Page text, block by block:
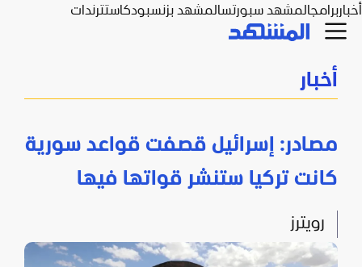
أخباربرامجالمشهد سبورتسالمشهد بزنسبودكاستترندات
أخبار
مصادر: إسرائيل قصفت قواعد سورية
كانت تركيا ستنشر قواتها فيها
رويترز